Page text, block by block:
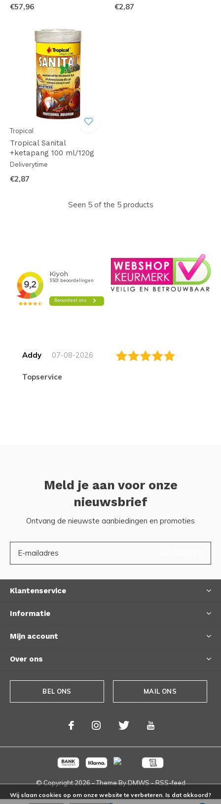
€57,96 €2,87
Tropical
Tropical Sanital
+ketapang 100 ml/120g
Deliverytime
€2,87
Seen 5 of the 5 products
Addy 07-08-2026
topservice
Meld je aan voor onze
nieuwsbrief
Ontvang de nieuwste aanbiedingen en promoties
Klantenservice
Informatie
Mijn account
Over ons
BEL ONS MAIL ONS
© Copyright2026- Theme ByDMWS-RSS-feed
Wij slaan cookies op om onze website te verbeteren. Is dat akkoord?